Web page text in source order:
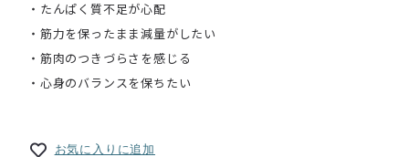
・たんぱく質不足が心配
・筋力を保ったまま減量がしたい
・筋肉のつきづらさを感じる
・心身のバランスを保ちたい
お気に入りに追加